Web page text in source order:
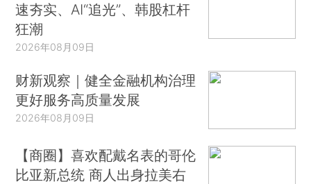
速夯实、AI“追光”、韩股杠杆
狂潮
2026年08月09日
财新观察｜健全金融机构治理
更好服务高质量发展
2026年08月09日
【商圈】喜欢配戴名表的哥伦
比亚新总统 商人出身拉美右